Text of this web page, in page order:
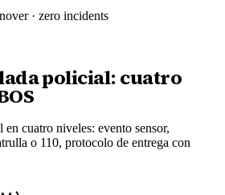
· zero incidents
policial: cuatro
cuatro niveles: evento sensor,
o 110, protocolo de entrega con